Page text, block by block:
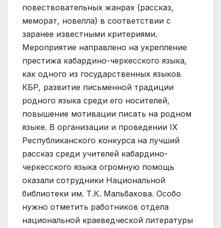
повествовательных жанрах (рассказ,
меморат, новелла) в соответствии с
заранее известными критериями.
Мероприятие направлено на укрепление
престижа кабардино-черкесского языка,
как одного из государственных языков
КБР, развитие письменной традиции
родного языка среди его носителей,
повышение мотивации писать на родном
языке. В организации и проведении IX
Республиканского конкурса на лучший
рассказ среди учителей кабардино-
черкесского языка огромную помощь
оказали сотрудники Национальной
библиотеки им. Т.К. Мальбахова. Особо
нужно отметить работников отдела
национальной краеведческой литературы